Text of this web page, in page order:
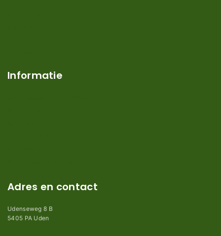
Informatie
Adres en contact
Udenseweg 8 B
5405 PA Uden